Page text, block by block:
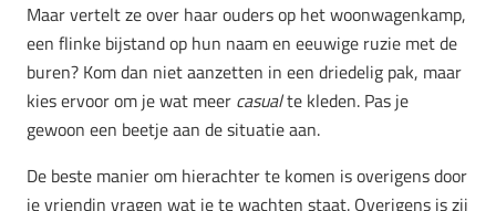
Maar vertelt ze over haar ouders op het woonwagenkamp,
een flinke bijstand op hun naam en eeuwige ruzie met de
buren? Kom dan niet aanzetten in een driedelig pak, maar
kies ervoor om je wat meer casualte kleden. Pas je
gewoon een beetje aan de situatie aan.
De beste manier om hierachter te komen is overigens door
je vriendin vragen wat je te wachten staat. Overigens is zij